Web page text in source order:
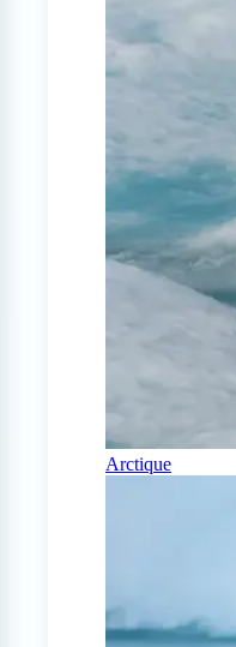
Arctique